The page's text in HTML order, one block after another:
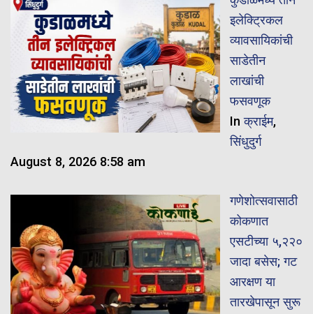
इलेक्ट्रिकल
व्यावसायिकांची
साडेतीन
लाखांची
फसवणूक
Inक्राईम,
सिंधुदुर्ग
August 8, 2026 8:58 am
गणेशोत्सवासाठी
कोकणात
एसटीच्या ५,२२०
जादा बसेस; गट
आरक्षण या
तारखेपासून सुरू